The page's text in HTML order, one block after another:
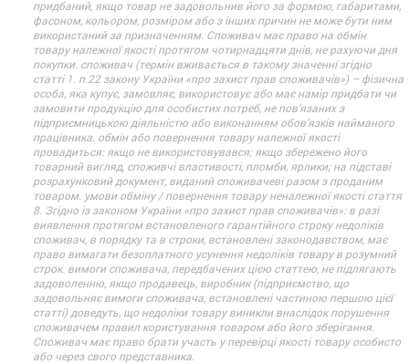
придбаний, якщо товар не задовольнив його за формою, габаритами,
фасоном, кольором, розміром або з інших причин не може бути ним
використаний за призначенням. Споживач має право на обмін
товару належної якості протягом чотирнадцяти днів, не рахуючи дня
покупки. споживач (термін вживається в такому значенні згідно
статті 1. п.22 закону України «про захист прав споживачів») – фізична
особа, яка купує, замовляє, використовує або має намір придбати чи
замовити продукцію для особистих потреб, не пов’язаних з
підприємницькою діяльністю або виконанням обов’язків найманого
працівника. обмін або повернення товару належної якості
провадиться: якщо не використовувався; якщо збережено його
товарний вигляд, споживчі властивості, пломби, ярлики; на підставі
розрахунковий документ, виданий споживачеві разом з проданим
товаром. умови обміну / повернення товару неналежної якості стаття
8. Згідно із законом України «про захист прав споживачів»: в разі
виявлення протягом встановленого гарантійного строку недоліків
споживач, в порядку та в строки, встановлені законодавством, має
право вимагати безоплатного усунення недоліків товару в розумний
строк. вимоги споживача, передбачених цією статтею, не підлягають
задоволенню, якщо продавець, виробник (підприємство, що
задовольняє вимоги споживача, встановлені частиною першою цієї
статті) доведуть, що недоліки товару виникли внаслідок порушення
споживачем правил користування товаром або його зберігання.
Споживач має право брати участь у перевірці якості товару особисто
або через свого представника.